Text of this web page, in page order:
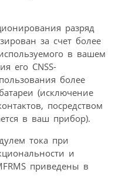
разряд
за счет более
в вашем
его CNSS-
более
(исключение
посредством
в ваш прибор).
тока при
и
приведены в